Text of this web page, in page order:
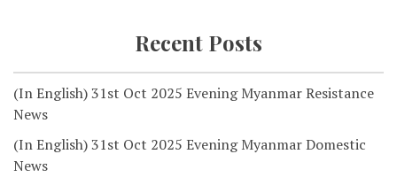
Recent Posts
(In English) 31st Oct 2025 Evening Myanmar Resistance
News
(In English) 31st Oct 2025 Evening Myanmar Domestic
News